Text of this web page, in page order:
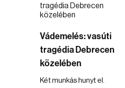
Vádemelés: vasúti
tragédia Debrecen
közelében
Két munkás hunyt el.